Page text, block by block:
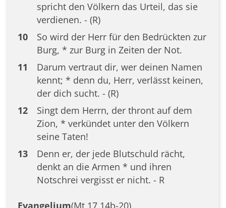
spricht den Völkern das Urteil, das sie
verdienen. - (R)
10
So wird der Herr für den Bedrückten zur
Burg, * zur Burg in Zeiten der Not.
11
Darum vertraut dir, wer deinen Namen
kennt; * denn du, Herr, verlässt keinen,
der dich sucht. - (R)
12
Singt dem Herrn, der thront auf dem
Zion, * verkündet unter den Völkern
seine Taten!
13
Denn er, der jede Blutschuld rächt,
denkt an die Armen * und ihren
Notschrei vergisst er nicht. - R
Evangelium(Mt 17,14b-20)